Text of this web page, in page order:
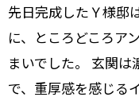
先日完成したＹ様邸
に、ところどころア
まいでした。 玄関
で、重厚感を感じる